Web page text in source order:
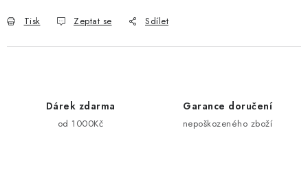
Tisk Zeptat se Sdílet
Dárek zdarma
od 1000Kč
Garance doručení
nepoškozeného zboží